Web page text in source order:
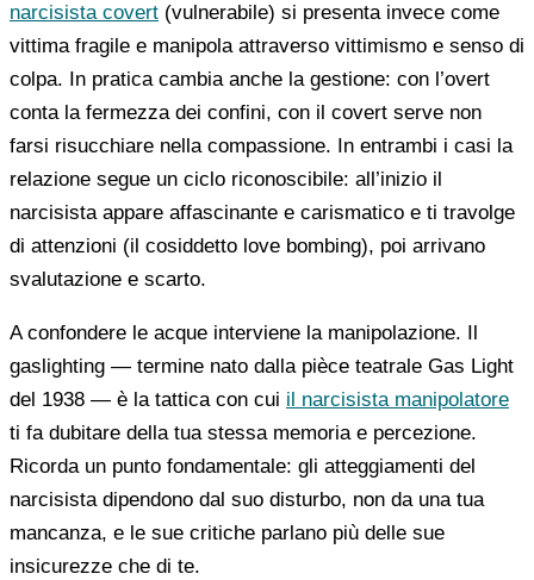
narcisista covert (vulnerabile) si presenta invece come
vittima fragile e manipola attraverso vittimismo e senso di
colpa. In pratica cambia anche la gestione: con l’overt
conta la fermezza dei confini, con il covert serve non
farsi risucchiare nella compassione. In entrambi i casi la
relazione segue un ciclo riconoscibile: all’inizio il
narcisista appare affascinante e carismatico e ti travolge
di attenzioni (il cosiddetto love bombing), poi arrivano
svalutazione e scarto.
A confondere le acque interviene la manipolazione. Il
gaslighting — termine nato dalla pièce teatrale Gas Light
del 1938 — è la tattica con cui il narcisista manipolatore
ti fa dubitare della tua stessa memoria e percezione.
Ricorda un punto fondamentale: gli atteggiamenti del
narcisista dipendono dal suo disturbo, non da una tua
mancanza, e le sue critiche parlano più delle sue
insicurezze che di te.